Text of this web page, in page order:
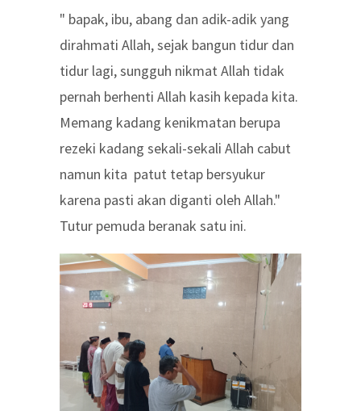
" bapak, ibu, abang dan adik-adik yang
dirahmati Allah, sejak bangun tidur dan
tidur lagi, sungguh nikmat Allah tidak
pernah berhenti Allah kasih kepada kita.
Memang kadang kenikmatan berupa
rezeki kadang sekali-sekali Allah cabut
namun kita patut tetap bersyukur
karena pasti akan diganti oleh Allah."
Tutur pemuda beranak satu ini.